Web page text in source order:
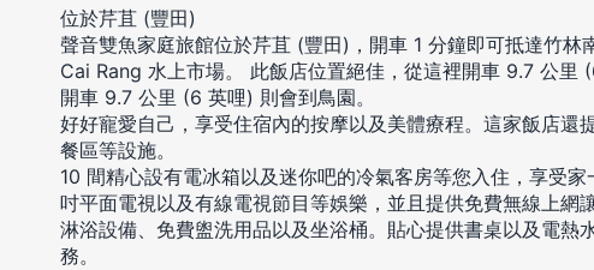
位於芹苴 (豐田)
聲音雙魚家庭旅館位於芹苴 (豐田)，開車 1 分鐘即可抵達竹林
Cai Rang 水上市場。 此飯店位置絕佳，從這裡開車 9.7 公里
開車 9.7 公里 (6 英哩) 則會到鳥園。
好好寵愛自己，享受住宿內的按摩以及美體療程。這家飯店還
餐區等設施。
10 間精心設有電冰箱以及迷你吧的冷氣客房等您入住，享受
吋平面電視以及有線電視節目等娛樂，並且提供免費無線上網
淋浴設備、免費盥洗用品以及坐浴桶。貼心提供書桌以及電熱
務。